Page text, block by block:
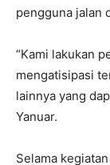
pengguna jalan
“Kami lakukan
mengatisipasi
lainnya yang
Yanuar.
Selama